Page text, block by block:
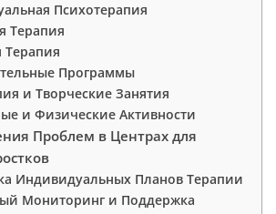
Психотерапия
Терапия
Терапия
Программы
и Творческие Занятия
и Физические Активности
Проблем в Центрах для
Индивидуальных Планов Терапии
Мониторинг и Поддержка